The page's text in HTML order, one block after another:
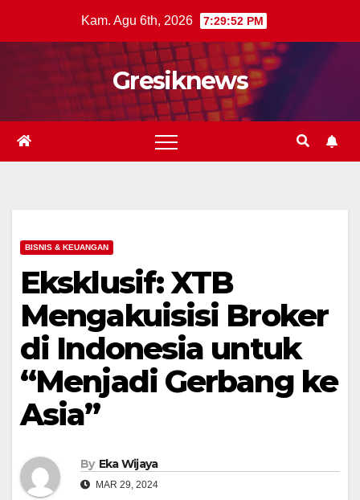
Kam. Agu 6th, 2026 7:29:53 PM
Gresiknews
BISNIS & KEUANGAN
Eksklusif: XTB
Mengakuisisi Broker
di Indonesia untuk
“Menjadi Gerbang ke
Asia”
By Eka Wijaya
MAR 29, 2024